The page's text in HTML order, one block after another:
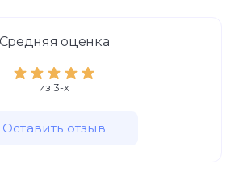
Средняя оценка
из 3-x
Оставить отзыв